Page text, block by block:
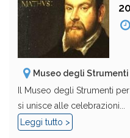
Museo degli
Il Museo degli Strumenti
si unisce alle celebrazioni...
Leggi tutto >